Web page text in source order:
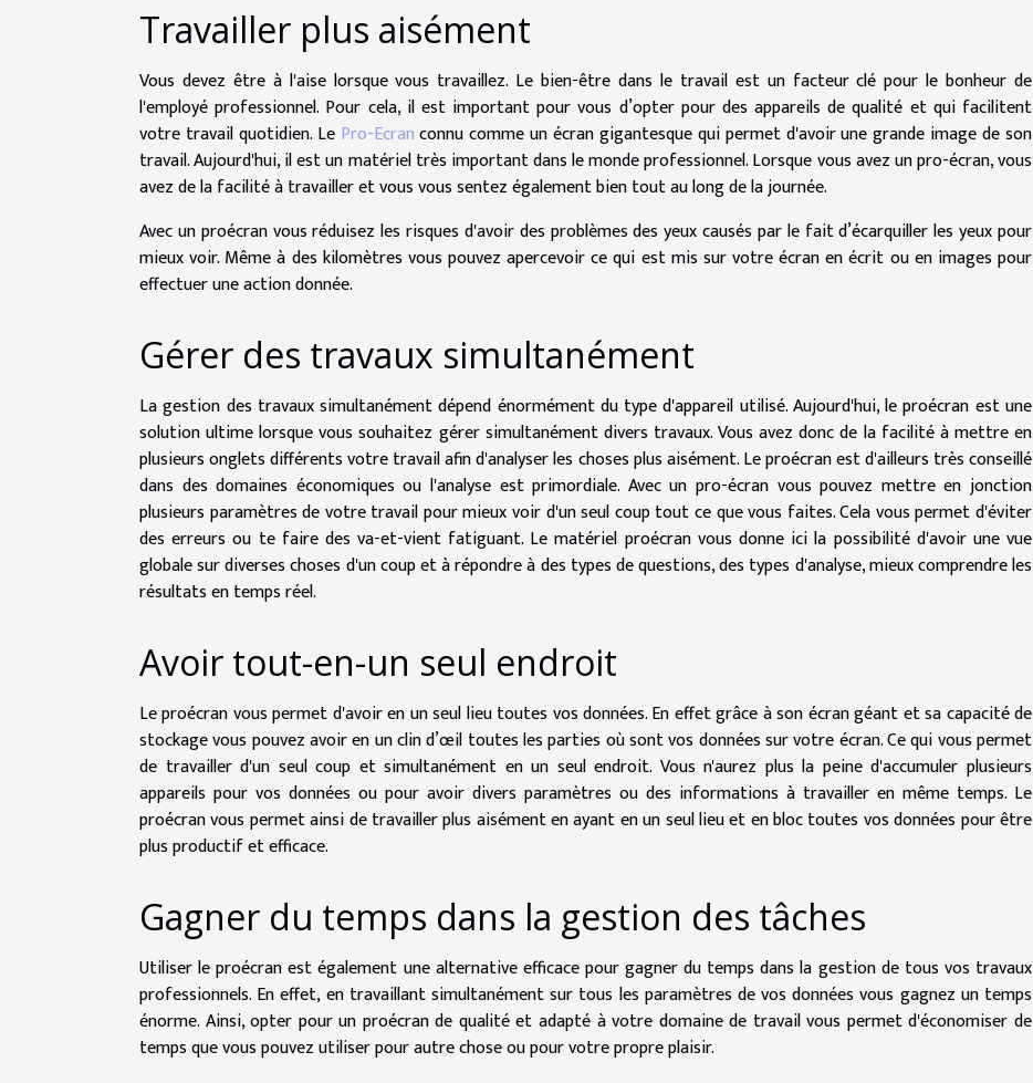
Travailler plus aisément
Vous devez être à l'aise lorsque vous travaillez. Le bien-être dans le travail est un facteur clé pour le bonheur de
l'employé professionnel. Pour cela, il est important pour vous d’opter pour des appareils de qualité et qui facilitent
votre travail quotidien. Le Pro-Ecranconnu comme un écran gigantesque qui permet d'avoir une grande image de son
travail. Aujourd'hui, il est un matériel très important dans le monde professionnel. Lorsque vous avez un pro-écran, vous
avez de la facilité à travailler et vous vous sentez également bien tout au long de la journée.
Avec un proécran vous réduisez les risques d'avoir des problèmes des yeux causés par le fait d’écarquiller les yeux pour
mieux voir. Même à des kilomètres vous pouvez apercevoir ce qui est mis sur votre écran en écrit ou en images pour
effectuer une action donnée.
Gérer des travaux simultanément
La gestion des travaux simultanément dépend énormément du type d'appareil utilisé. Aujourd'hui, le proécran est une
solution ultime lorsque vous souhaitez gérer simultanément divers travaux. Vous avez donc de la facilité à mettre en
plusieurs onglets différents votre travail afin d'analyser les choses plus aisément. Le proécran est d'ailleurs très conseillé
dans des domaines économiques ou l'analyse est primordiale. Avec un pro-écran vous pouvez mettre en jonction
plusieurs paramètres de votre travail pour mieux voir d'un seul coup tout ce que vous faites. Cela vous permet d'éviter
des erreurs ou te faire des va-et-vient fatiguant. Le matériel proécran vous donne ici la possibilité d'avoir une vue
globale sur diverses choses d'un coup et à répondre à des types de questions, des types d'analyse, mieux comprendre les
résultats en temps réel.
Avoir tout-en-un seul endroit
Le proécran vous permet d'avoir en un seul lieu toutes vos données. En effet grâce à son écran géant et sa capacité de
stockage vous pouvez avoir en un clin d’œil toutes les parties où sont vos données sur votre écran. Ce qui vous permet
de travailler d'un seul coup et simultanément en un seul endroit. Vous n'aurez plus la peine d'accumuler plusieurs
appareils pour vos données ou pour avoir divers paramètres ou des informations à travailler en même temps. Le
proécran vous permet ainsi de travailler plus aisément en ayant en un seul lieu et en bloc toutes vos données pour être
plus productif et efficace.
Gagner du temps dans la gestion des tâches
Utiliser le proécran est également une alternative efficace pour gagner du temps dans la gestion de tous vos travaux
professionnels. En effet, en travaillant simultanément sur tous les paramètres de vos données vous gagnez un temps
énorme. Ainsi, opter pour un proécran de qualité et adapté à votre domaine de travail vous permet d'économiser de
temps que vous pouvez utiliser pour autre chose ou pour votre propre plaisir.